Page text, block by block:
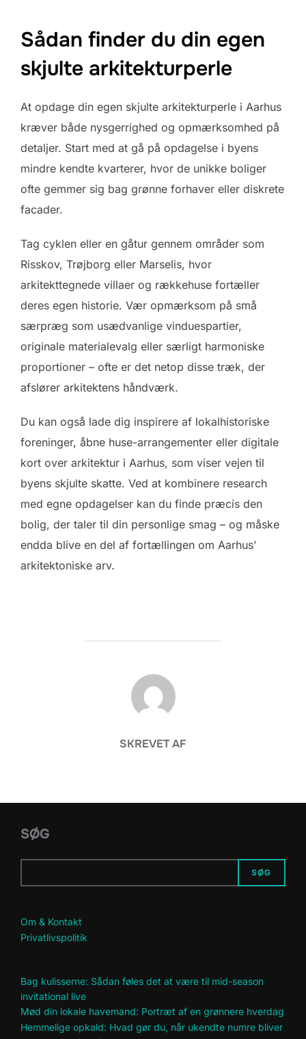
Sådan finder du din egen
skjulte arkitekturperle
At opdage din egen skjulte arkitekturperle i Aarhus
kræver både nysgerrighed og opmærksomhed på
detaljer. Start med at gå på opdagelse i byens
mindre kendte kvarterer, hvor de unikke boliger
ofte gemmer sig bag grønne forhaver eller diskrete
facader.
Tag cyklen eller en gåtur gennem områder som
Risskov, Trøjborg eller Marselis, hvor
arkitekttegnede villaer og rækkehuse fortæller
deres egen historie. Vær opmærksom på små
særpræg som usædvanlige vinduespartier,
originale materialevalg eller særligt harmoniske
proportioner – ofte er det netop disse træk, der
afslører arkitektens håndværk.
Du kan også lade dig inspirere af lokalhistoriske
foreninger, åbne huse-arrangementer eller digitale
kort over arkitektur i Aarhus, som viser vejen til
byens skjulte skatte. Ved at kombinere research
med egne opdagelser kan du finde præcis den
bolig, der taler til din personlige smag – og måske
endda blive en del af fortællingen om Aarhus’
arkitektoniske arv.
FORFATTER
SKREVET AF
SØG
SØG
Om & Kontakt
Privatlivspolitik
Bag kulisserne: Sådan føles det at være til mid-season
invitational live
Mød din lokale havemand: Portræt af en grønnere hverdag
Hemmelige opkald: Hvad gør du, når ukendte numre bliver